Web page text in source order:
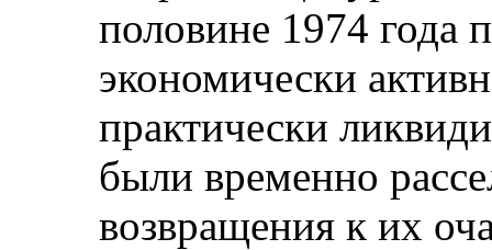
половине 1974 года
экономически
практически
были временно
возвращения к их